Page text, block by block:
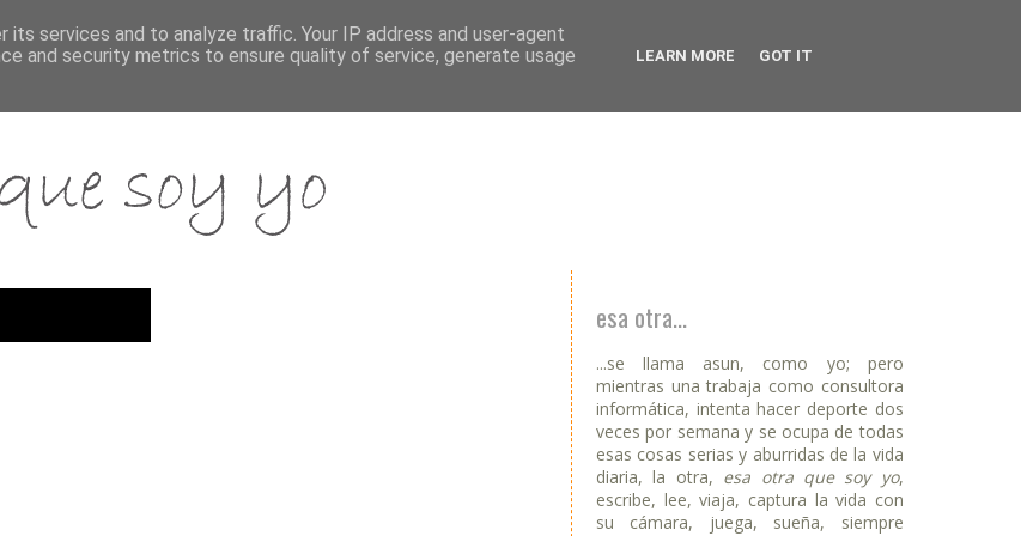
esa otra...
...se llama asun, como yo; pero
mientras una trabaja como consultora
informática, intenta hacer deporte dos
veces por semana y se ocupa de todas
esas cosas serias y aburridas de la vida
diaria, la otra, esa otra que soy yo,
escribe, lee, viaja, captura la vida con
su cámara, juega, sueña, siempre
services and to analyze traffic. Your IP address and user-agent
and security metrics to ensure quality of service, generate usage
LEARN MORE GOT IT